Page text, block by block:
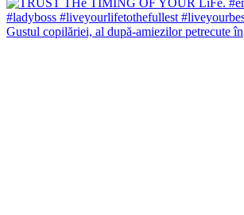
Gustul copilăriei, al după-amiezilor petrecute în